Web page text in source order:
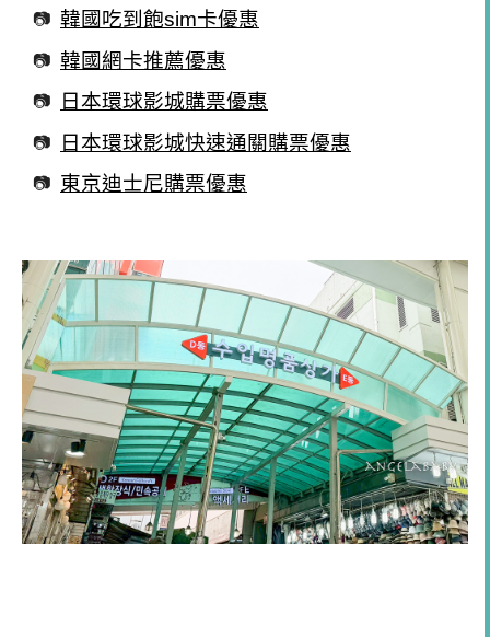
韓國吃到飽sim卡優惠
韓國網卡推薦優惠
日本環球影城購票優惠
日本環球影城快速通關購票優惠
東京迪士尼購票優惠